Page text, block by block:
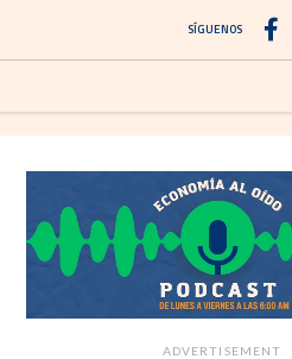
SÍGUENOS
ADVERTISEMENT